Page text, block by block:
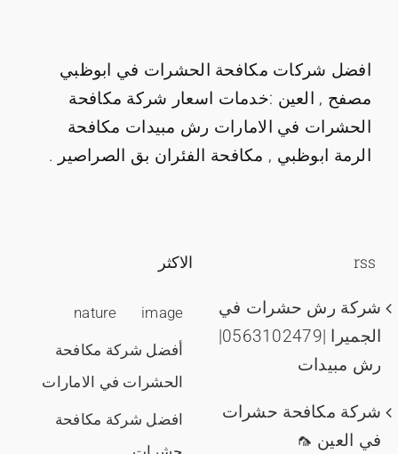
افضل شركات مكافحة الحشرات في ابوظبي
مصفح , العين :خدمات اسعار شركة مكافحة
الحشرات في الامارات رش مبيدات مكافحة
الرمة ابوظبي , مكافحة الفئران بق الصراصير .
rss
شركة رش حشرات في
الجميرا |0563102479|
رش مبيدات
شركة مكافحة حشرات
في العين 🦟
الاكثر
image
nature
أفضل شركة مكافحة
الحشرات في الامارات
افضل شركة مكافحة